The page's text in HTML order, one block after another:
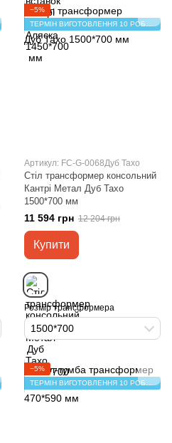
−5%
Артикул: FC-G-0068Дуб Тахо
Стіл трансформер консольний
Кантрі Метал Дуб Тахо
1500*700 мм
11 594 грн 12 204 грн
Купити
Розмір трансформера
1500*700
−5%